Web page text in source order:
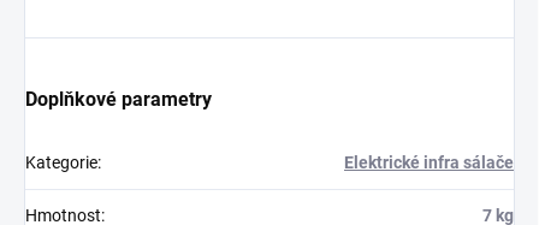
Doplňkové parametry
Kategorie: Elektrické infra sálače
Hmotnost: 7 kg